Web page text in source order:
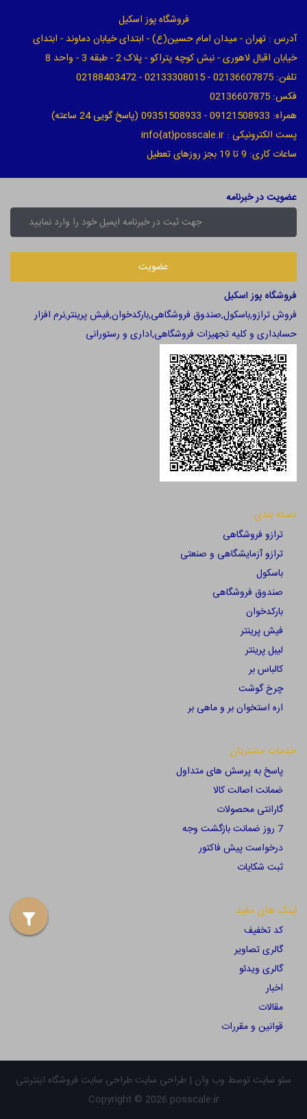
فروشگاه پوز اسکیل
آدرس : تهران - میدان امام حسین(ع) - ابتدای خیابان دماوند - ابتدای
خیابان اقبال لاهوری - نبش کوچه پتراکو - پلاک 2 - طبقه 3 - واحد 8
تلفن: 02136607875 - 02133308015 - 02188403472
فکس: 02136607875
همراه: 09121508933 - 09351508933 (پاسخ گویی 24 ساعته)
پست الکترونیکی : info{at}posscale.ir
ساعات کاری: 9 تا 19 بجز روزهای تعطیل
عضویت در خبرنامه
فروشگاه پوز اسکیل
فروش ترازو,باسکول,صندوق فروشگاهی,بارکدخوان,فیش پرینتر,نرم افزار
حسابداری و کلیه تجهیزات فروشگاهی,اداری و رستورانی
دسته بندی
ترازو فروشگاهی
ترازو آزمایشگاهی و صنعتی
باسکول
صندوق فروشگاهی
بارکدخوان
فیش پرینتر
لیبل پرینتر
کالباس بر
چرخ گوشت
اره استخوان بر و ماهی بر
خدمات مشتریان
پاسخ به پرسش های متداول
ضمانت اصالت کالا
گارانتی محصولات
7 روز ضمانت بازگشت وجه
درخواست پیش فاکتور
ثبت شکایات
لینک های مفید
کد تخفیف
گالری تصاویر
گالری ویدئو
اخبار
مقالات
قوانین و مقررات
سئو سایت توسط وب وان | طراحی سایت طراحی سایت فروشگاه اینترنتی
Copyright © 2026 posscale.ir